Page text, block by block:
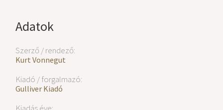
Adatok
Szerző / rendező:
Kurt Vonnegut
Kiadó / forgalmazó:
Gulliver Kiadó